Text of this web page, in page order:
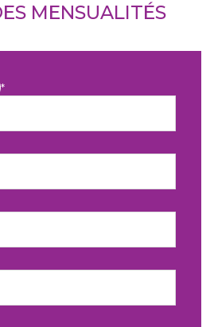
MENSUALITÉS